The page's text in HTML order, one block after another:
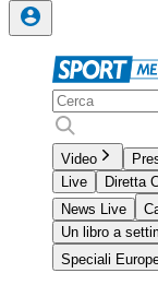
Video
Live
Diretta
News Live
Un libro a
Speciali